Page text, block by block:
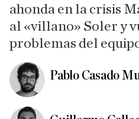
ahonda en la crisis
al «villano» Soler y
problemas del
Pablo Casado